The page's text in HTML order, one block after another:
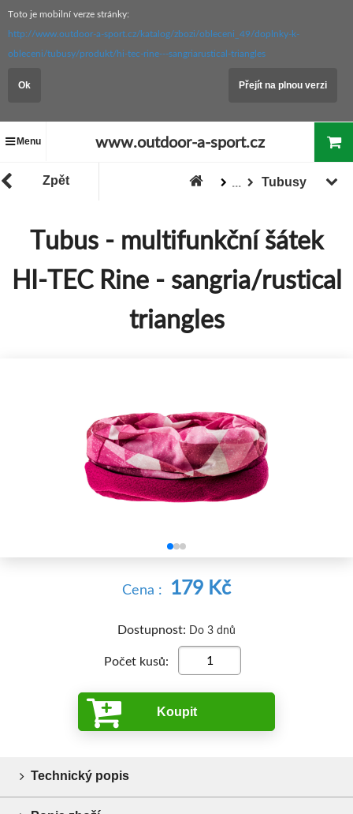
Toto je mobilní verze stránky:
http://www.outdoor-a-sport.cz/katalog/zbozi/obleceni_49/doplnky-k-
obleceni/tubusy/produkt/hi-tec-rine---sangriarustical-triangles
Ok Přejít na plnou verzi
Menu www.outdoor-a-sport.cz
Zpět ... Tubusy
Tubus - multifunkční šátek
HI-TEC Rine - sangria/rustical
triangles
Cena : 179 Kč
Dostupnost: Do 3 dnů
Počet kusů:
Koupit
Technický popis